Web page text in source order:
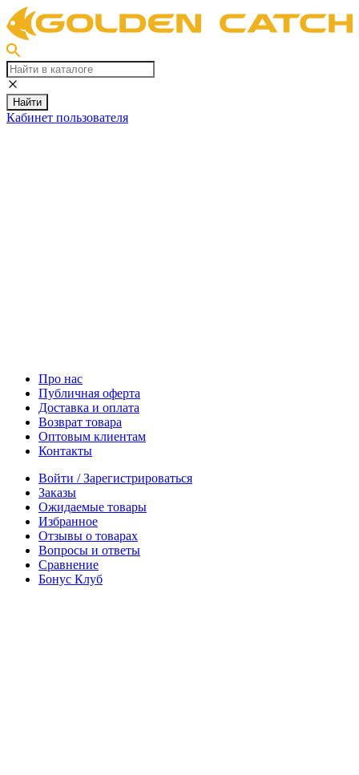
Найти
Кабинет пользователя
Про нас
Публичная оферта
Доставка и оплата
Возврат товара
Оптовым клиентам
Контакты
Войти / Зарегистрироваться
Заказы
Ожидаемые товары
Избранное
Отзывы о товарах
Вопросы и ответы
Сравнение
Бонус Клуб